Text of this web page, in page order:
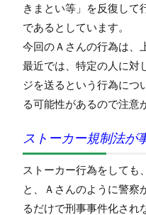
きまとい等」を反復して
であるとしています。
今回のＡさんの行為は、
最近では、特定の人に対
ジを送るという行為につ
る可能性があるので注意
ストーカー規制法が
ストーカー行為をしても
と、Ａさんのように警察
るだけで刑事事件化され